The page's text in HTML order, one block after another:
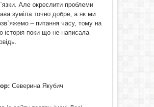
Але окреслити проблеми
зуміла точно добре, а як ми
– питання часу, тому на
історія поки що не написала
Северина Якубич